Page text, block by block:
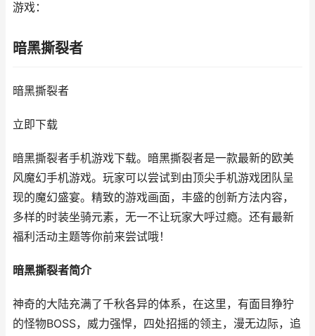
游戏：
暗黑撕裂者
暗黑撕裂者
立即下载
暗黑撕裂者手机游戏下载。暗黑撕裂者是一款最新的欧美
风魔幻手机游戏。玩家可以尝试到由顶尖手机游戏团队呈
现的魔幻盛宴。精致的游戏画面，丰盛的创新方法内容，
多样的时装坐骑元素，无一不让玩家大呼过瘾。还有最新
福利活动主题等你前来尝试哦！
暗黑撕裂者简介
神奇的大陆充满了千秋各异的体系，在这里，有面目狰狞
的怪物BOSS，威力强悍，四处招摇的领主，漫无边际，追